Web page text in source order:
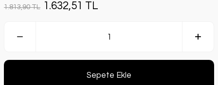
1.813,90 TL 1.632,51 TL
Sepete Ekle